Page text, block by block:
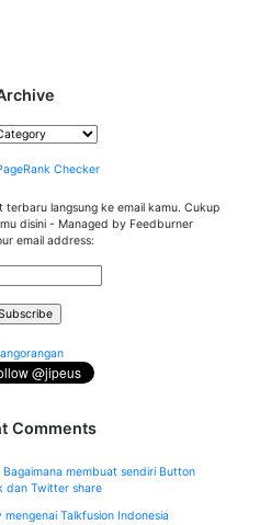
langsung ke email kamu. Cukup
disini - Managed by Feedburner
email address:
Comments
Bagaimana membuat sendiri Button
dan Twitter share
mengenai Talkfusion Indonesia